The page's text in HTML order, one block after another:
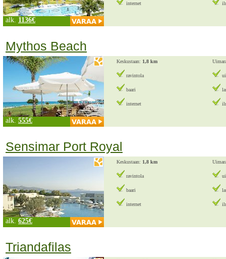
internet
alk. 1136€
Mythos Beach
Keskustaan: 1,8 km
ravintola
baari
internet
alk. 555€
Sensimar Port Royal
Keskustaan: 1,8 km
ravintola
baari
internet
alk. 625€
Triandafilas